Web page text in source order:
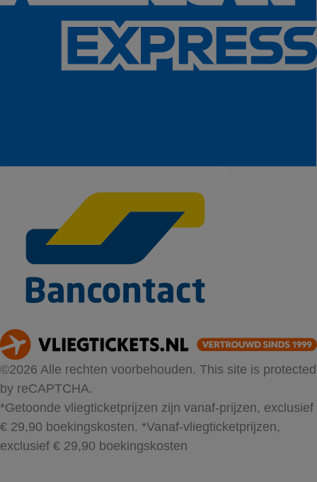
©2026 Alle rechten voorbehouden. This site is protected
by reCAPTCHA.
*Getoonde vliegticketprijzen zijn vanaf-prijzen, exclusief
€ 29,90 boekingskosten. *Vanaf-vliegticketprijzen,
exclusief € 29,90 boekingskosten